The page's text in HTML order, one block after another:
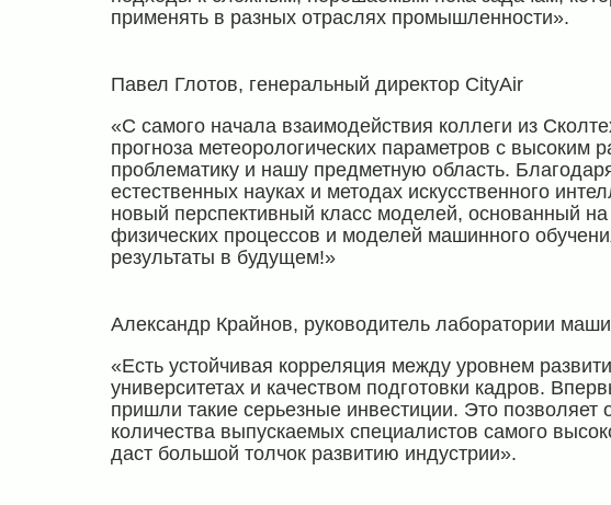
применять в разных отраслях промышленности».
Павел Глотов, генеральный директор CityAir
«С самого начала взаимодействия коллеги из
прогноза метеорологических параметров с высоким
проблематику и нашу предметную область.
естественных науках и методах искусственного
новый перспективный класс моделей, основанный
физических процессов и моделей машинного
результаты в будущем!»
Александр Крайнов, руководитель лаборатории
«Есть устойчивая корреляция между уровнем
университетах и качеством подготовки кадров.
пришли такие серьезные инвестиции. Это позволяет
количества выпускаемых специалистов самого
даст большой толчок развитию индустрии».